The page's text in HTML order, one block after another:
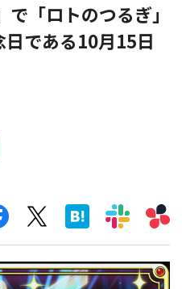
「ロトのつるぎ」
である10月15日